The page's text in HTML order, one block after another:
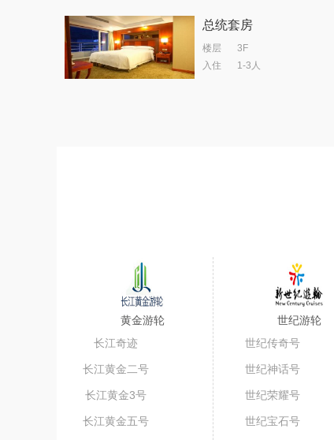
总统套房
楼层
3F
入住
1-3人
黄金游轮
长江奇迹
长江黄金二号
长江黄金3号
长江黄金五号
世纪游轮
世纪传奇号
世纪神话号
世纪荣耀号
世纪宝石号